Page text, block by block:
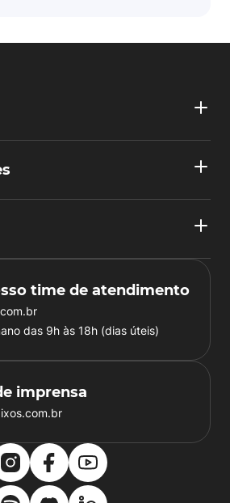
time de atendimento
das 9h às 18h (dias úteis)
imprensa